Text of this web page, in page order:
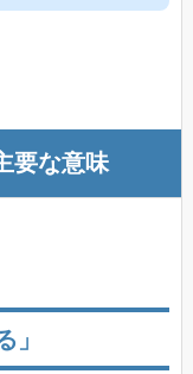
要な意味
」